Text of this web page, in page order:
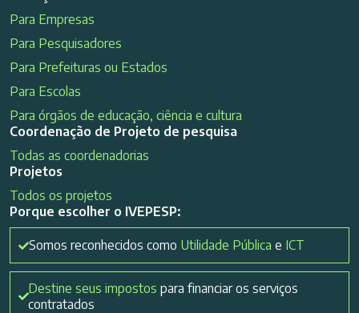
Para Empresas
Para Pesquisadores
Para Prefeituras ou Estados
Para Escolas
Para órgãos de educação, ciência e cultura
Coordenação de Projeto de pesquisa
Todas as coordenadorias
Projetos
Todos os projetos
Porque escolher o IVEPESP:
Somos reconhecidos como Utilidade Pública e ICT
Destine seus impostos para financiar os serviços
contratados